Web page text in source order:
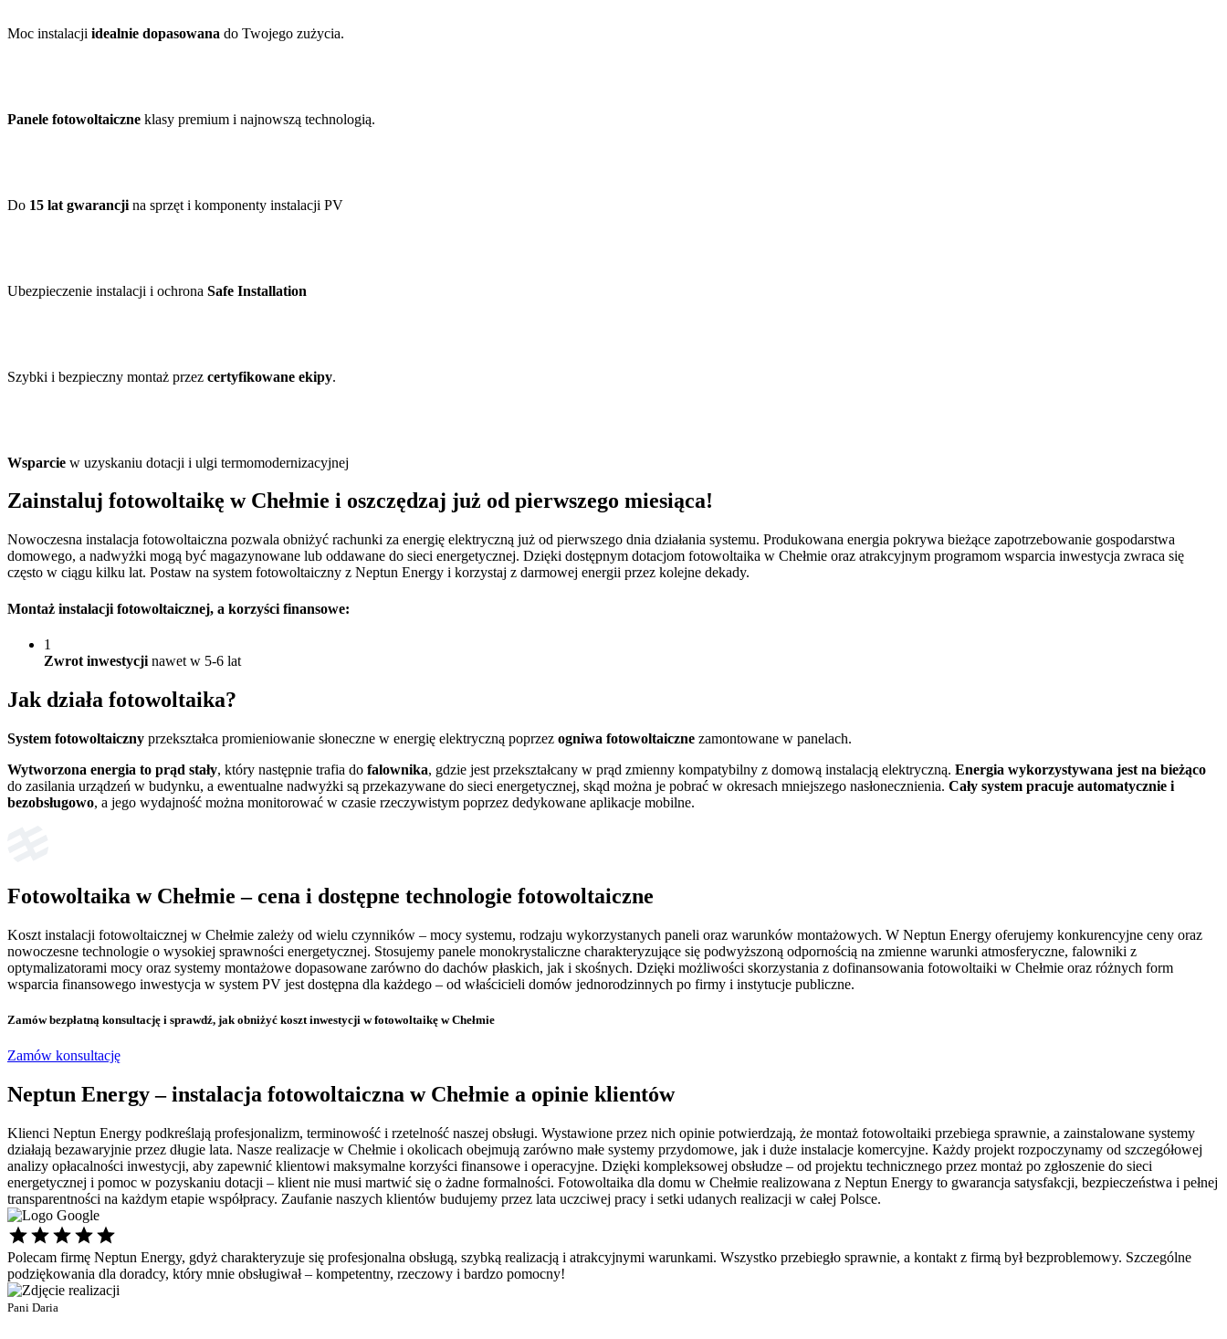
Moc instalacji idealnie dopasowana do Twojego zużycia.
Panele fotowoltaiczne klasy premium i najnowszą technologią.
Do 15 lat gwarancji na sprzęt i komponenty instalacji PV
Ubezpieczenie instalacji i ochrona Safe Installation
Szybki i bezpieczny montaż przez certyfikowane ekipy.
Wsparcie w uzyskaniu dotacji i ulgi termomodernizacyjnej
Zainstaluj fotowoltaikę w Chełmie i oszczędzaj już od pierwszego miesiąca!
Nowoczesna instalacja fotowoltaiczna pozwala obniżyć rachunki za energię elektryczną już od pierwszego dnia działania systemu. Produkowana energia pokrywa bieżące zapotrzebowanie gospodarstwa
domowego, a nadwyżki mogą być magazynowane lub oddawane do sieci energetycznej. Dzięki dostępnym dotacjom fotowoltaika w Chełmie oraz atrakcyjnym programom wsparcia inwestycja zwraca się
często w ciągu kilku lat. Postaw na system fotowoltaiczny z Neptun Energy i korzystaj z darmowej energii przez kolejne dekady.
Montaż instalacji fotowoltaicznej, a korzyści finansowe:
1
Zwrot inwestycji nawet w 5-6 lat
Jak działa fotowoltaika?
System fotowoltaiczny przekształca promieniowanie słoneczne w energię elektryczną poprzez ogniwa fotowoltaiczne zamontowane w panelach.
Wytworzona energia to prąd stały, który następnie trafia do falownika, gdzie jest przekształcany w prąd zmienny kompatybilny z domową instalacją elektryczną. Energia wykorzystywana jest na bieżąco
do zasilania urządzeń w budynku, a ewentualne nadwyżki są przekazywane do sieci energetycznej, skąd można je pobrać w okresach mniejszego nasłonecznienia. Cały system pracuje automatycznie i
bezobsługowo, a jego wydajność można monitorować w czasie rzeczywistym poprzez dedykowane aplikacje mobilne.
Fotowoltaika w Chełmie – cena i dostępne technologie fotowoltaiczne
Koszt instalacji fotowoltaicznej w Chełmie zależy od wielu czynników – mocy systemu, rodzaju wykorzystanych paneli oraz warunków montażowych. W Neptun Energy oferujemy konkurencyjne ceny oraz
nowoczesne technologie o wysokiej sprawności energetycznej. Stosujemy panele monokrystaliczne charakteryzujące się podwyższoną odpornością na zmienne warunki atmosferyczne, falowniki z
optymalizatorami mocy oraz systemy montażowe dopasowane zarówno do dachów płaskich, jak i skośnych. Dzięki możliwości skorzystania z dofinansowania fotowoltaiki w Chełmie oraz różnych form
wsparcia finansowego inwestycja w system PV jest dostępna dla każdego – od właścicieli domów jednorodzinnych po firmy i instytucje publiczne.
Zamów bezpłatną konsultację i sprawdź, jak obniżyć koszt inwestycji w fotowoltaikę w Chełmie
Zamów konsultację
Neptun Energy – instalacja fotowoltaiczna w Chełmie a opinie klientów
Klienci Neptun Energy podkreślają profesjonalizm, terminowość i rzetelność naszej obsługi. Wystawione przez nich opinie potwierdzają, że montaż fotowoltaiki przebiega sprawnie, a zainstalowane systemy
działają bezawaryjnie przez długie lata. Nasze realizacje w Chełmie i okolicach obejmują zarówno małe systemy przydomowe, jak i duże instalacje komercyjne. Każdy projekt rozpoczynamy od szczegółowej
analizy opłacalności inwestycji, aby zapewnić klientowi maksymalne korzyści finansowe i operacyjne. Dzięki kompleksowej obsłudze – od projektu technicznego przez montaż po zgłoszenie do sieci
energetycznej i pomoc w pozyskaniu dotacji – klient nie musi martwić się o żadne formalności. Fotowoltaika dla domu w Chełmie realizowana z Neptun Energy to gwarancja satysfakcji, bezpieczeństwa i pełnej
transparentności na każdym etapie współpracy. Zaufanie naszych klientów budujemy przez lata uczciwej pracy i setki udanych realizacji w całej Polsce.
Polecam firmę Neptun Energy, gdyż charakteryzuje się profesjonalna obsługą, szybką realizacją i atrakcyjnymi warunkami. Wszystko przebiegło sprawnie, a kontakt z firmą był bezproblemowy. Szczególne
podziękowania dla doradcy, który mnie obsługiwał – kompetentny, rzeczowy i bardzo pomocny!
Pani Daria